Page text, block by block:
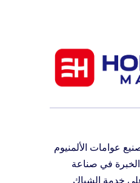
عوامات الألمنيوم
في صناعة
على خدمة الشباك